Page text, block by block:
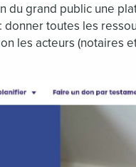
du grand public une
donner toutes les
les acteurs (notaires